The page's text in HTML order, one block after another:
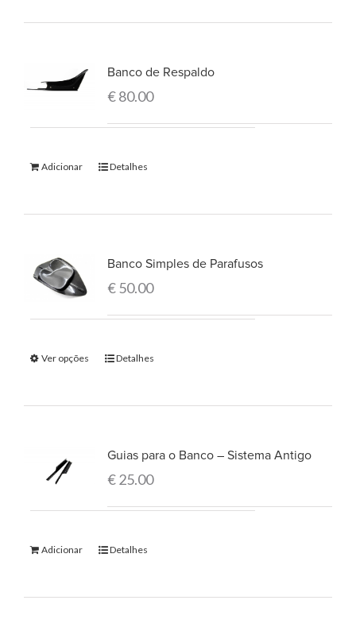
Banco de Respaldo
€80.00
Adicionar Detalhes
Banco Simples de Parafusos
€50.00
Ver opções Detalhes
Guias para o Banco – Sistema Antigo
€25.00
Adicionar Detalhes